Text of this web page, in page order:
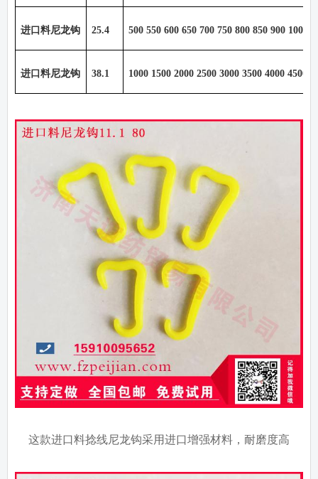
进口料尼龙钩 25.4 500 550 600 650 700 750 800 850 900 1000
进口料尼龙钩 38.1 1000 1500 2000 2500 3000 3500 4000 4500
这款进口料捻线尼龙钩采用进口增强材料，耐磨度高